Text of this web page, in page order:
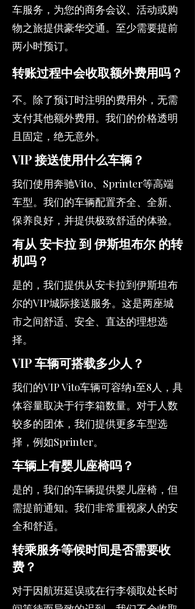
车服务，为您的商务会议、活动或购
物之旅提供豪华交通。至少需要提前
两小时预订。
转账过程中会收取额外费用吗？
不。除了预订时注明的费用外，无需
支付其他额外费用。我们的价格透明
且固定，绝无意外。
VIP 接送使用什么车辆？
我们使用奔驰Vito、Sprinter等高端
车型。我们的车辆配置齐全、全新、
保养良好，并提供极致舒适的体验。
有从 安卡拉 到 伊斯坦布尔 的转
机吗？
是的，我们提供从安卡拉到伊斯坦布
尔的VIP城际接送服务。这是两座城
市之间舒适、安全、直达的理想选
择。
VIP 车辆可搭载多少人？
我们的VIP Vito车辆可容纳1至8人，具
体容量取决于行李箱数量。对于人数
较多的团体，我们提供更多车型选
择，例如Sprinter。
车辆上有婴儿座椅吗？
是的，我们的车辆提供婴儿座椅，但
需提前通知。我们非常重视家人的安
全和舒适。
转乘服务等候时间是否需要收
费？
对于因航班延误或在行李领取处长时